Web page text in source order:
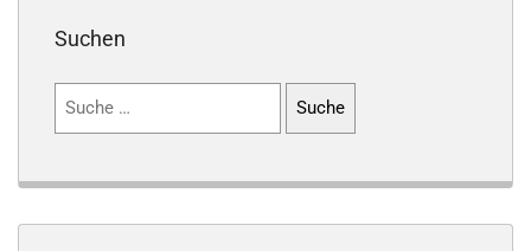
Suchen
Suchen